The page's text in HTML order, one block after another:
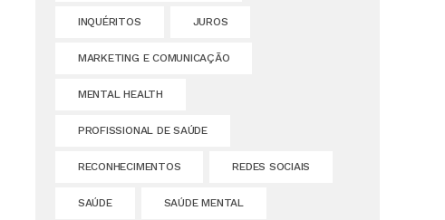
INQUÉRITOS JUROS
MARKETING E COMUNICAÇÃO
MENTAL HEALTH
PROFISSIONAL DE SAÚDE
RECONHECIMENTOS REDES SOCIAIS
SAÚDE SAÚDE MENTAL